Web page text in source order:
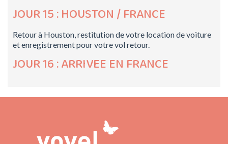
JOUR 15 : HOUSTON / FRANCE
Retour à Houston, restitution de votre location de voiture
et enregistrement pour votre vol retour.
JOUR 16 : ARRIVEE EN FRANCE